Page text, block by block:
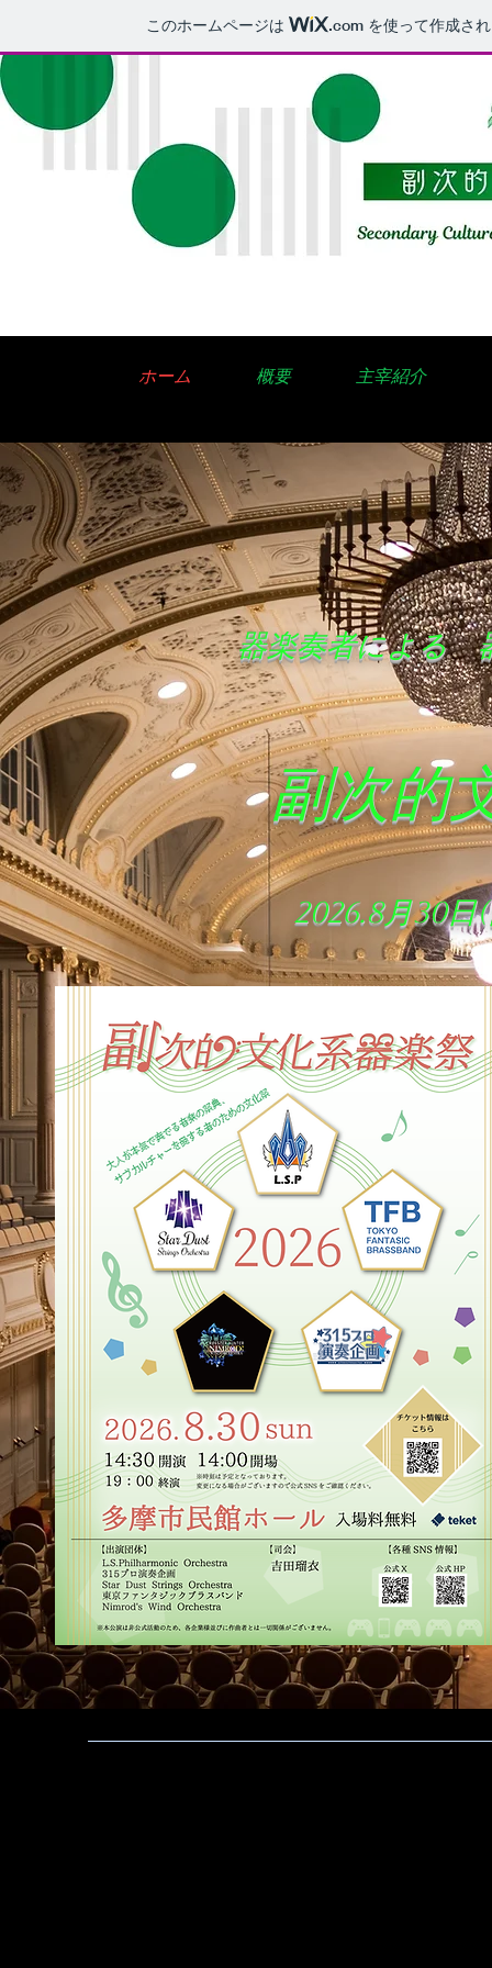
このホームページは .com を使って作成さ
ホーム 概要 主宰紹介
器楽奏者による
副次的
2026.8月30日